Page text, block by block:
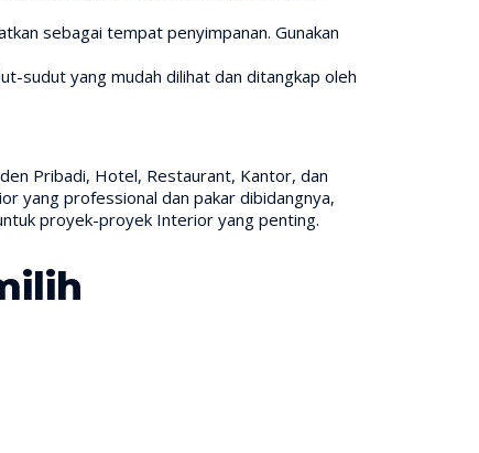
sebagai tempat penyimpanan. Gunakan
sudut yang mudah dilihat dan ditangkap oleh
Pribadi, Hotel, Restaurant, Kantor, dan
yang professional dan pakar dibidangnya,
proyek-proyek Interior yang penting.